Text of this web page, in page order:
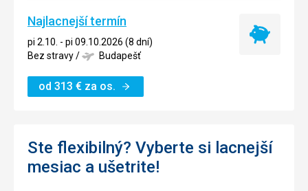
Najlacnejší termín
pi 2.10. - pi 09.10.2026 (8 dní)
Bez stravy/ Budapešť
od 313 € za os.
Najlacnejší
Ste flexibilný? Vyberte si lacnejší
mesiac a ušetrite!